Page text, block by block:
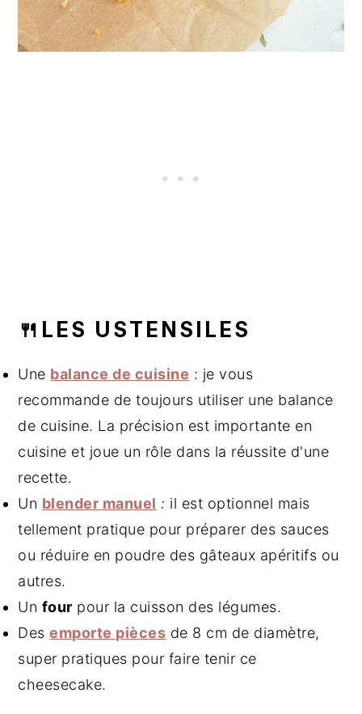
🍴LES USTENSILES
Une balance de cuisine : je vous
recommande de toujours utiliser une balance
de cuisine. La précision est importante en
cuisine et joue un rôle dans la réussite d'une
recette.
Un blender manuel : il est optionnel mais
tellement pratique pour préparer des sauces
ou réduire en poudre des gâteaux apéritifs ou
autres.
Un four pour la cuisson des légumes.
Desemporte pièces de 8 cm de diamètre,
super pratiques pour faire tenir ce
cheesecake.